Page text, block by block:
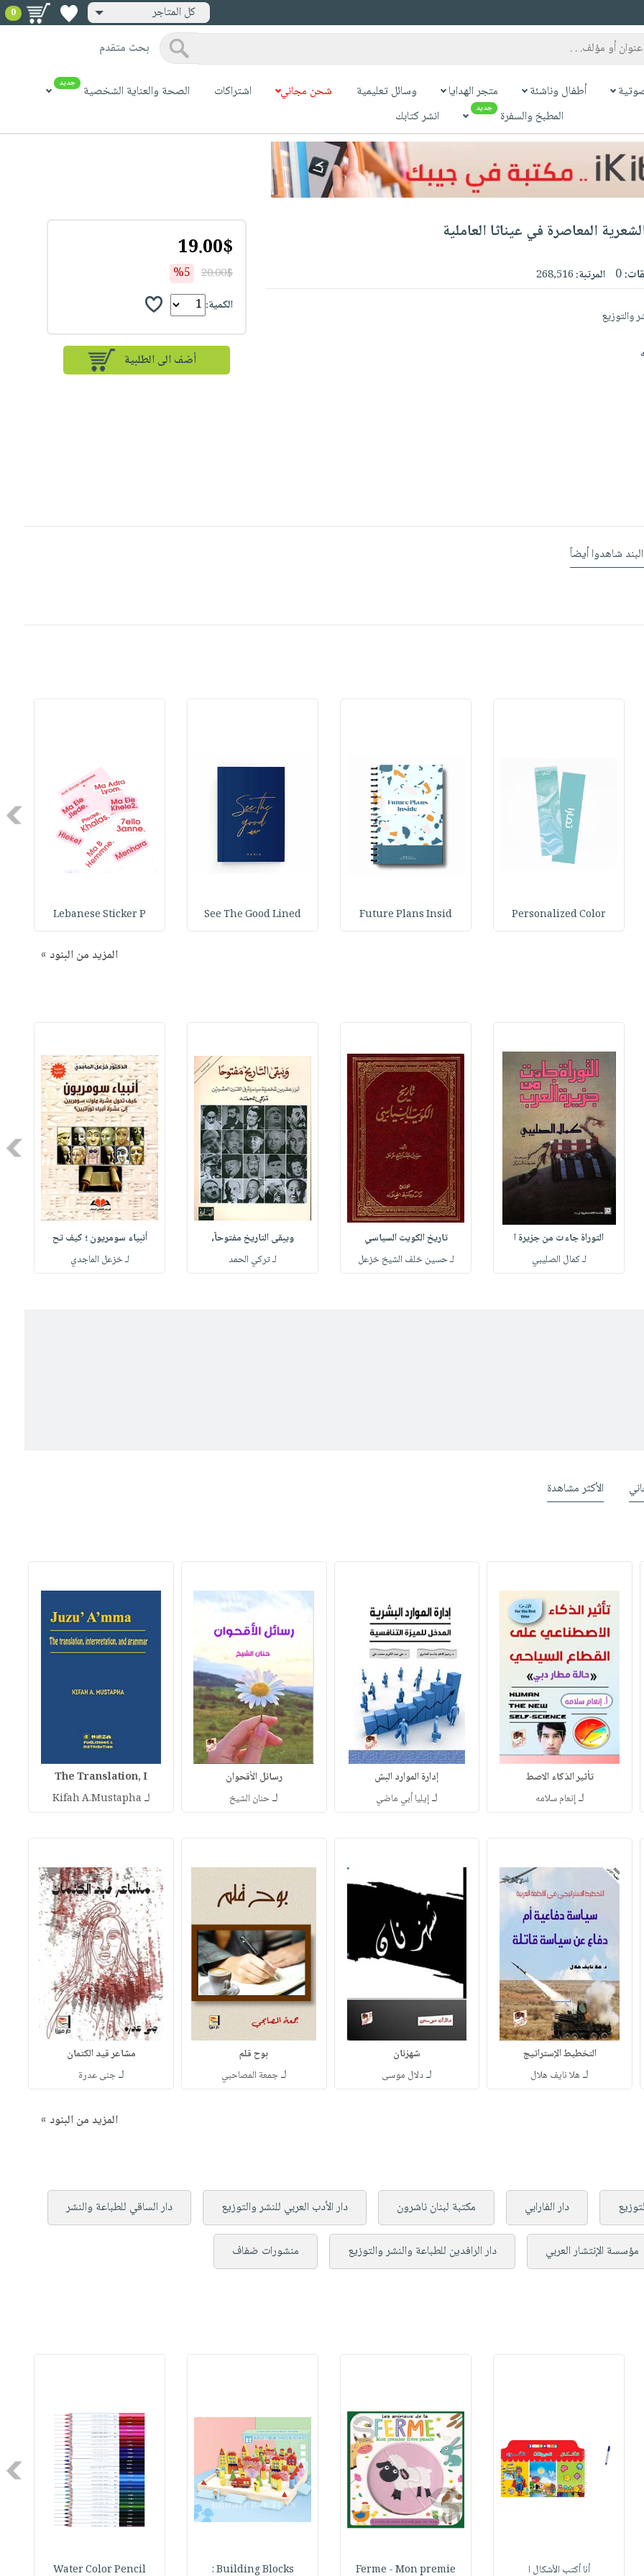
كل المتاجر 0
بحث متقدم
أطفال وناشئة متجر الهدايا وسائل تعليمية شحن مجاني اشتراكات الصحة والعناية الشخصية جديد
المطبخ والسفرة جديد انشر كتابك
المعاصرة في عيناثا العاملية
0 المرتبة:268,516
والتوزيع
19.00$
20.00$
%5
الكمية:
أضف الى الطلبية
شاهدوا أيضاً
Personalized Color
Future Plans Insid
See The Good Lined
Lebanese Sticker P
المزيد من البنود »
التوراة جاءت من جزيرة ا
لـ كمال الصليبي
تاريخ الكويت السياسي
لـ حسين خلف الشيخ خزعل
ويبقى التاريخ مفتوحاً،
لـ تركي الحمد
أنبياء سومريون ؛ كيف تح
لـ خزعل الماجدي
الأكثر مشاهدة
تأثير الذكاء الاصط
لـإنعام سلامه
إدارة الموارد البش
لـإيليا أبي ماضي
رسائل الأقحوان
لـحنان الشيخ
The Translation, I
لـ Kifah A.Mustapha
التخطيط الإستراتيج
لـ هلا نايف هلال
شهزنان
لـدلال موسى
بوح قلم
لـجمعة المصاحبي
مشاعر قيد الكتمان
لـجنى عدرة
المزيد من البنود »
دار الفارابي مكتبة لبنان ناشرون دار الأدب العربي للنشر والتوزيع دار الساقي للطباعة والنشر
مؤسسة الإنتشار العربي دار الرافدين للطباعة والنشر والتوزيع منشورات ضفاف
أنا أكتب الأشكال ا Ferme - Mon premie
Building Blocks :
Water Color Pencil